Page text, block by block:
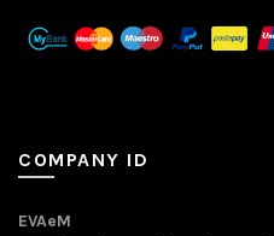
COMPANY ID
EVAeM